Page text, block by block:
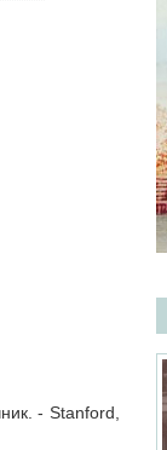
- Stanford,